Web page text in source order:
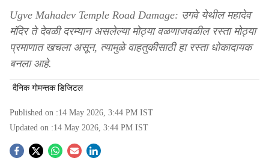
Ugve Mahadev Temple Road Damage: उगवे येथील महादेव
मंदिर ते देवळी दरम्यान असलेल्या मोठ्या वळणाजवळील रस्ता मोठ्या
प्रमाणात खचला असून, त्यामुळे वाहतुकीसाठी हा रस्ता धोकादायक
बनला आहे.
दैनिक गोमन्तक डिजिटल
Published on :14 May 2026, 3:44 PM IST
Updated on :14 May 2026, 3:44 PM IST
S